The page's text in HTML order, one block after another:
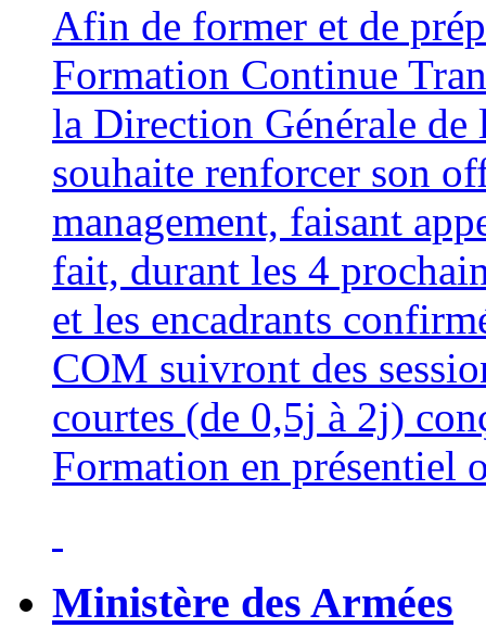
Afin de former et de
Formation Continue
la Direction Générale
souhaite renforcer son
management, faisant
fait, durant les 4
et les encadrants
COM suivront des
courtes (de 0,5j à 2j)
Formation en présentiel
Ministère des Armées